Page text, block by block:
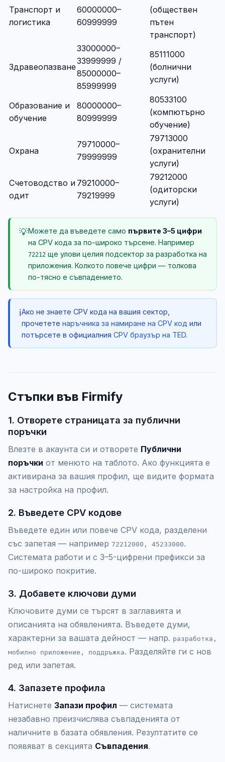
Транспорт и
логистика
60000000–
60999999
(обществен
пътен
транспорт)
Здравеопазване
33000000–
33999999 /
85000000–
85999999
85111000
(болнични
услуги)
Образование и
обучение
80000000–
80999999
80533100
(компютърно
обучение)
Охрана
79710000–
79999999
79713000
(охранителни
услуги)
Счетоводство и
одит
79210000–
79219999
79212000
(одиторски
услуги)
💡Можете да въведете само първите 3–5 цифри
на CPV кода за по-широко търсене. Например
72212 ще улови целия подсектор за разработка на
приложения. Колкото повече цифри — толкова
по-тясно е съвпадението.
ℹ️Ако не знаете CPV кода на вашия сектор,
прочетете наръчника за намиране на CPV код или
потърсете в официалния CPV браузър на TED.
Стъпки във Firmify
1. Отворете страницата за публични
поръчки
Влезте в акаунта си и отворете Публични
поръчки от менюто на таблото. Ако функцията е
активирана за вашия профил, ще видите формата
за настройка на профил.
2. Въведете CPV кодове
Въведете един или повече CPV кода, разделени
със запетая — например 72212000, 45233000.
Системата работи и с 3–5-цифрени префикси за
по-широко покритие.
3. Добавете ключови думи
Ключовите думи се търсят в заглавията и
описанията на обявленията. Въведете думи,
характерни за вашата дейност — напр. разработка,
мобилно приложение, поддръжка. Разделяйте ги с нов
ред или запетая.
4. Запазете профила
Натиснете Запази профил — системата
незабавно преизчислява съвпаденията от
наличните в базата обявления. Резултатите се
появяват в секцията Съвпадения.